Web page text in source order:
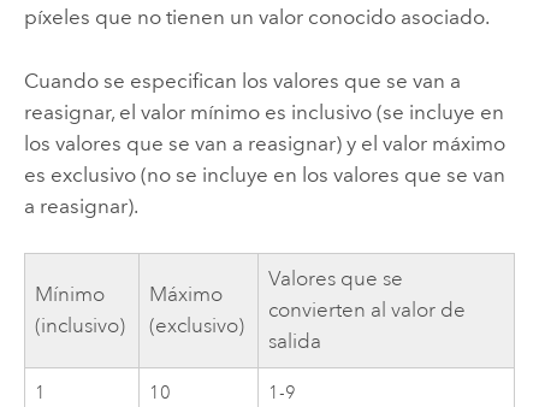
píxeles que no tienen un valor conocido asociado.
Cuando se especifican los valores que se van a
reasignar, el valor mínimo es inclusivo (se incluye en
los valores que se van a reasignar) y el valor máximo
es exclusivo (no se incluye en los valores que se van
a reasignar).
Mínimo
(inclusivo)
Máximo
(exclusivo)
Valores que se
convierten al valor de
salida
1 10 1-9